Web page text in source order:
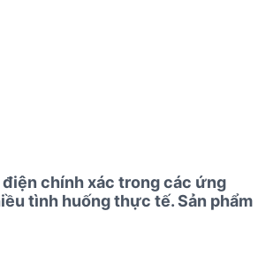
chính xác trong các ứng
tình huống thực tế. Sản phẩm